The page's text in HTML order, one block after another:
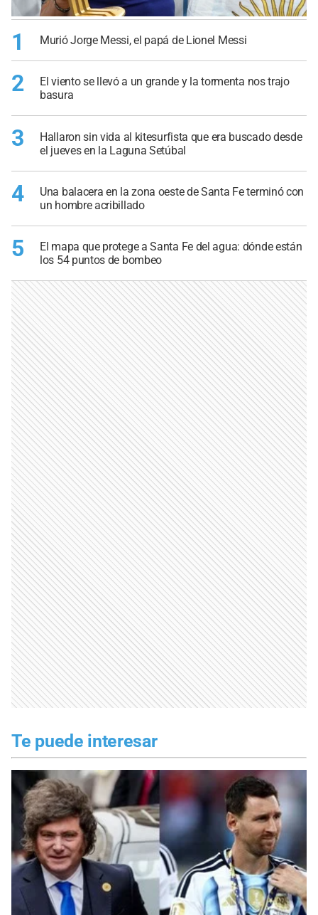
1 Murió Jorge Messi, el papá de Lionel Messi
2
El viento se llevó a un grande y la tormenta nos trajo
basura
3
Hallaron sin vida al kitesurfista que era buscado desde
el jueves en la Laguna Setúbal
4
Una balacera en la zona oeste de Santa Fe terminó con
un hombre acribillado
5
El mapa que protege a Santa Fe del agua: dónde están
los 54 puntos de bombeo
Te puede interesar